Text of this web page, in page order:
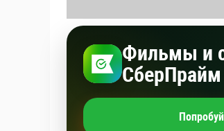
Фильмы и
СберПрайм